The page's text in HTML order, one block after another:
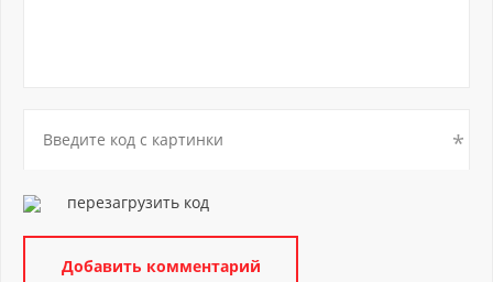
перезагрузить код